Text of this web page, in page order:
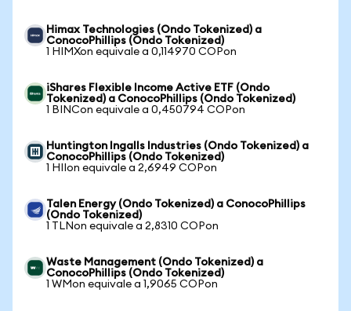
Himax Technologies (Ondo Tokenized) a
ConocoPhillips (Ondo Tokenized)
1 HIMXon equivale a 0,114970 COPon
iShares Flexible Income Active ETF (Ondo
Tokenized) a ConocoPhillips (Ondo Tokenized)
1 BINCon equivale a 0,450794 COPon
Huntington Ingalls Industries (Ondo Tokenized) a
ConocoPhillips (Ondo Tokenized)
1 HIIon equivale a 2,6949 COPon
Talen Energy (Ondo Tokenized) a ConocoPhillips
(Ondo Tokenized)
1 TLNon equivale a 2,8310 COPon
Waste Management (Ondo Tokenized) a
ConocoPhillips (Ondo Tokenized)
1 WMon equivale a 1,9065 COPon